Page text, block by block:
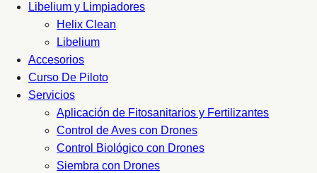
Libelium y Limpiadores
Helix Clean
Libelium
Accesorios
Curso De Piloto
Servicios
Aplicación de Fitosanitarios y Fertilizantes
Control de Aves con Drones
Control Biológico con Drones
Siembra con Drones